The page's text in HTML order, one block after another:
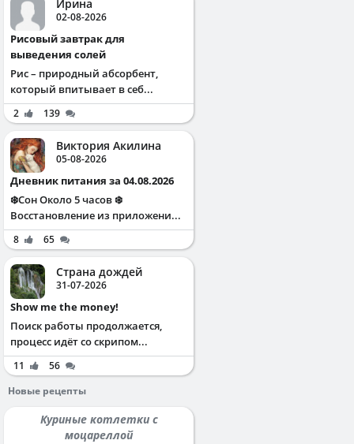
Ирина
02-08-2026
Рисовый завтрак для
выведения солей
Рис – природный абсорбент,
который впитывает в себ...
2 139
Виктория Акилина
05-08-2026
Дневник питания за 04.08.2026
❄️Сон Около 5 часов ❄️
Восстановление из приложени...
8 65
Страна дождей
31-07-2026
Show me the money!
Поиск работы продолжается,
процесс идёт со скрипом...
11
56
Новые рецепты
Куриные котлетки с
моцареллой